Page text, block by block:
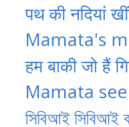
पथ की नदियां
Mamata's
हम बाकी जो हैं
Mamata
সিবিআই সিবিআই